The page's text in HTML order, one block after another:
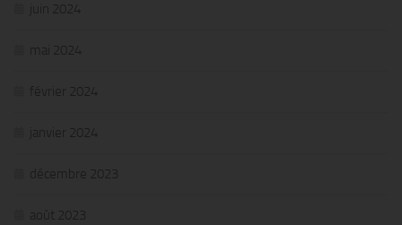
juin 2024
mai 2024
février 2024
janvier 2024
décembre 2023
août 2023